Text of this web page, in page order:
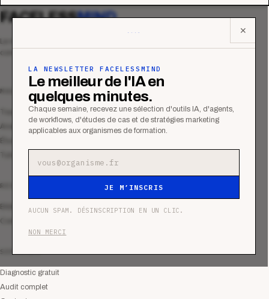
✕
LA NEWSLETTER FACELESSMIND
Le meilleur de l'IA en
quelques minutes.
Chaque semaine, recevez une sélection d'outils IA, d'agents,
de workflows, d'études de cas et de stratégies marketing
applicables aux organismes de formation.
JE M’INSCRIS
AUCUN SPAM. DÉSINSCRIPTION EN UN CLIC.
NON MERCI
FACELESSMIND
commerciale des organismes de formation.
MAGAZINE
Tous les articles
Analyses
Tutoriels
RESSOURCES
Bibliothèque
Communauté
SERVICES
Diagnostic gratuit
Audit complet